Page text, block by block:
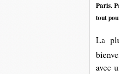
Paris.
tout
La
avec